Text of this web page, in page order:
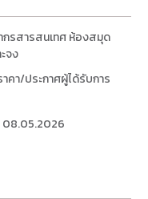
กรสารสนเทศ ห้องสมุด
จง
คา/ประกาศผู้ได้รับการ
08.05.2026